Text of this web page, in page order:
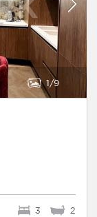
1 9
3 2